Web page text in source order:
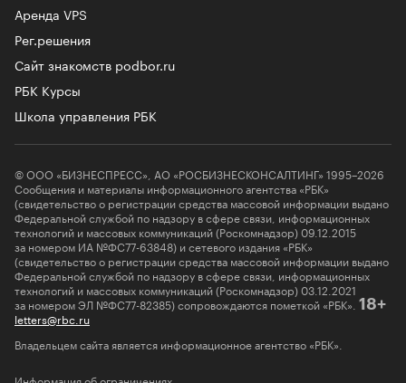
Аренда VPS
Рег.решения
Сайт знакомств podbor.ru
РБК Курсы
Школа управления РБК
© ООО «БИЗНЕСПРЕСС», АО «РОСБИЗНЕСКОНСАЛТИНГ» 1995–2026
Сообщения и материалы информационного агентства «РБК»
(свидетельство о регистрации средства массовой информации выдано
Федеральной службой по надзору в сфере связи, информационных
технологий и массовых коммуникаций (Роскомнадзор) 09.12.2015
за номером ИА №ФС77-63848) и сетевого издания «РБК»
(свидетельство о регистрации средства массовой информации выдано
Федеральной службой по надзору в сфере связи, информационных
технологий и массовых коммуникаций (Роскомнадзор) 03.12.2021
за номером ЭЛ №ФС77-82385) сопровождаются пометкой «РБК». 18+
letters@rbc.ru
Владельцем сайта является информационное агентство «РБК».
Информация об ограничениях